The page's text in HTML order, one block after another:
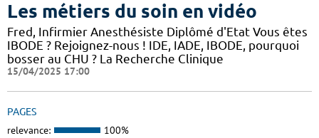
Les métiers du soin en vidéo
Fred, Infirmier Anesthésiste Diplômé d'Etat Vous êtes
IBODE ? Rejoignez-nous ! IDE, IADE, IBODE, pourquoi
bosser au CHU ? La Recherche Clinique
15/04/2025 17:00
PAGES
relevance: 100%